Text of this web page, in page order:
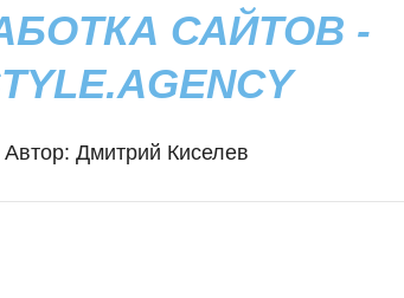
САЙТОВ -
Автор: Дмитрий Киселев